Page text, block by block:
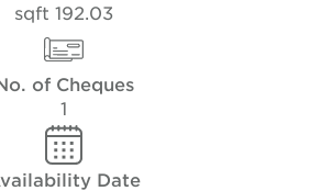
192.03 sqft
No. of Cheques
Availability Date